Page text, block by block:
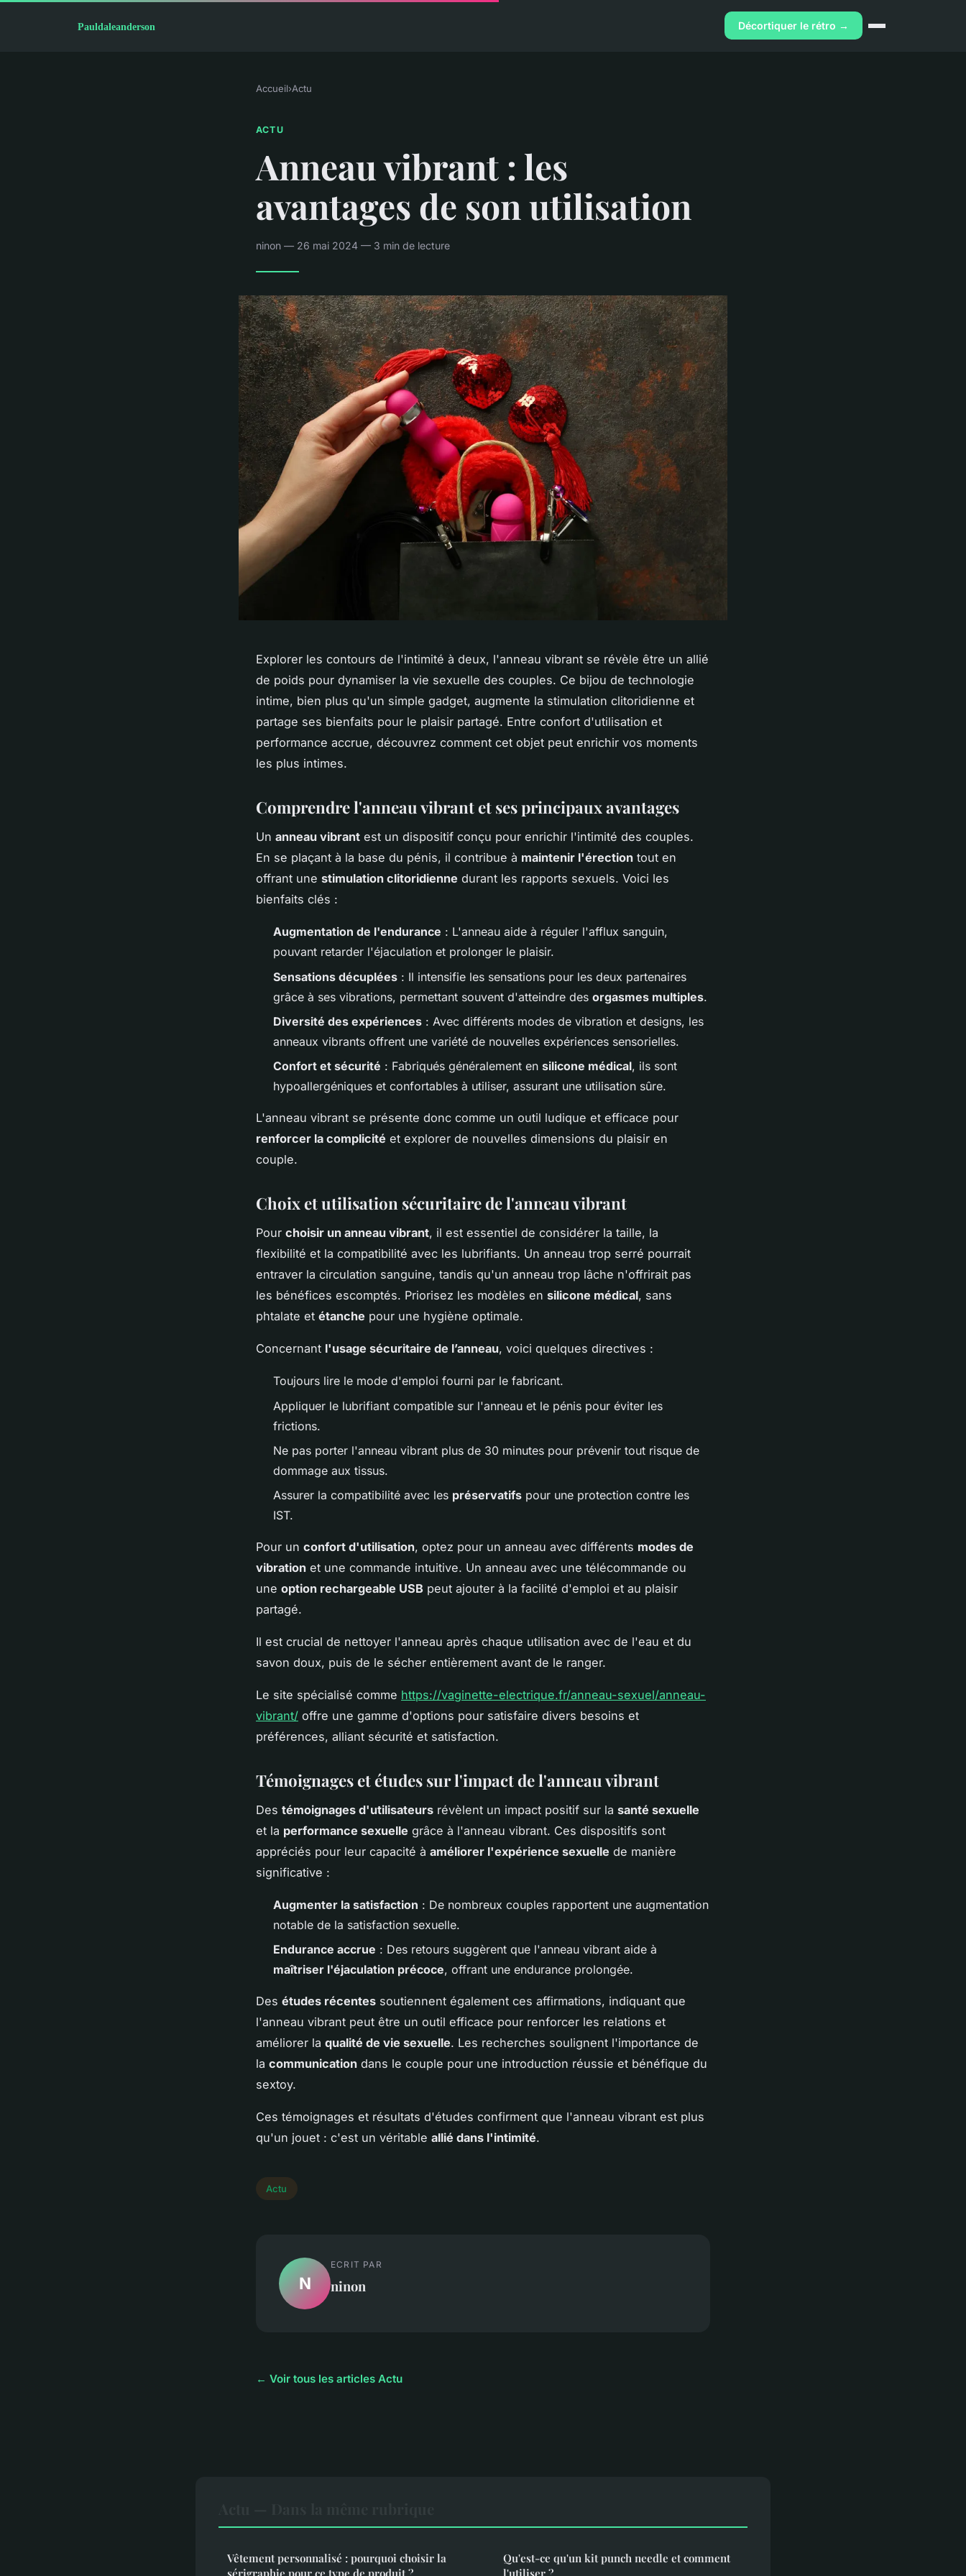
Décortiquer le rétro →
Accueil›Actu
ACTU
Anneau vibrant : les
avantages de son utilisation
ninon — 26 mai 2024 — 3 min de lecture
Explorer les contours de l'intimité à deux, l'anneau vibrant se révèle être un allié
de poids pour dynamiser la vie sexuelle des couples. Ce bijou de technologie
intime, bien plus qu'un simple gadget, augmente la stimulation clitoridienne et
partage ses bienfaits pour le plaisir partagé. Entre confort d'utilisation et
performance accrue, découvrez comment cet objet peut enrichir vos moments
les plus intimes.
Comprendre l'anneau vibrant et ses principaux avantages
Un anneau vibrant est un dispositif conçu pour enrichir l'intimité des couples.
En se plaçant à la base du pénis, il contribue à maintenir l'érection tout en
offrant une stimulation clitoridienne durant les rapports sexuels. Voici les
bienfaits clés :
Augmentation de l'endurance : L'anneau aide à réguler l'afflux sanguin,
pouvant retarder l'éjaculation et prolonger le plaisir.
Sensations décuplées : Il intensifie les sensations pour les deux partenaires
grâce à ses vibrations, permettant souvent d'atteindre des orgasmes multiples.
Diversité des expériences : Avec différents modes de vibration et designs, les
anneaux vibrants offrent une variété de nouvelles expériences sensorielles.
Confort et sécurité : Fabriqués généralement en silicone médical, ils sont
hypoallergéniques et confortables à utiliser, assurant une utilisation sûre.
L'anneau vibrant se présente donc comme un outil ludique et efficace pour
renforcer la complicité et explorer de nouvelles dimensions du plaisir en
couple.
Choix et utilisation sécuritaire de l'anneau vibrant
Pour choisir un anneau vibrant, il est essentiel de considérer la taille, la
flexibilité et la compatibilité avec les lubrifiants. Un anneau trop serré pourrait
entraver la circulation sanguine, tandis qu'un anneau trop lâche n'offrirait pas
les bénéfices escomptés. Priorisez les modèles en silicone médical, sans
phtalate et étanche pour une hygiène optimale.
Concernant l'usage sécuritaire de l’anneau, voici quelques directives :
Toujours lire le mode d'emploi fourni par le fabricant.
Appliquer le lubrifiant compatible sur l'anneau et le pénis pour éviter les
frictions.
Ne pas porter l'anneau vibrant plus de 30 minutes pour prévenir tout risque de
dommage aux tissus.
Assurer la compatibilité avec les préservatifs pour une protection contre les
IST.
Pour un confort d'utilisation, optez pour un anneau avec différents modes de
vibration et une commande intuitive. Un anneau avec une télécommande ou
une option rechargeable USB peut ajouter à la facilité d'emploi et au plaisir
partagé.
Il est crucial de nettoyer l'anneau après chaque utilisation avec de l'eau et du
savon doux, puis de le sécher entièrement avant de le ranger.
Le site spécialisé comme https://vaginette-electrique.fr/anneau-sexuel/anneau-
vibrant/ offre une gamme d'options pour satisfaire divers besoins et
préférences, alliant sécurité et satisfaction.
Témoignages et études sur l'impact de l'anneau vibrant
Des témoignages d'utilisateurs révèlent un impact positif sur la santé sexuelle
et la performance sexuelle grâce à l'anneau vibrant. Ces dispositifs sont
appréciés pour leur capacité à améliorer l'expérience sexuelle de manière
significative :
Augmenter la satisfaction : De nombreux couples rapportent une augmentation
notable de la satisfaction sexuelle.
Endurance accrue : Des retours suggèrent que l'anneau vibrant aide à
maîtriser l'éjaculation précoce, offrant une endurance prolongée.
Des études récentes soutiennent également ces affirmations, indiquant que
l'anneau vibrant peut être un outil efficace pour renforcer les relations et
améliorer la qualité de vie sexuelle. Les recherches soulignent l'importance de
la communication dans le couple pour une introduction réussie et bénéfique du
sextoy.
Ces témoignages et résultats d'études confirment que l'anneau vibrant est plus
qu'un jouet : c'est un véritable allié dans l'intimité.
Actu
N
ECRIT PAR
ninon
← Voir tous les articles Actu
Vêtement personnalisé : pourquoi choisir la
Qu'est-ce qu'un kit punch needle et comment